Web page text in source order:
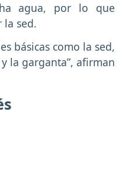
agua, por lo que
la sed.
básicas como la sed,
la garganta”, afirman